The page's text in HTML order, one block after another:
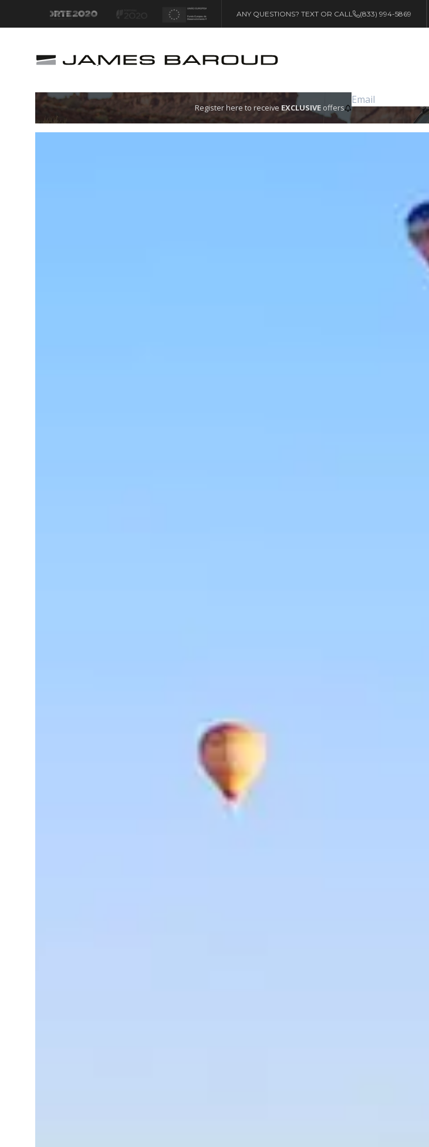
ANY QUESTIONS? TEXT OR CALL (833) 994-5869
Let's go!
Register here to receive EXCLUSIVE offers